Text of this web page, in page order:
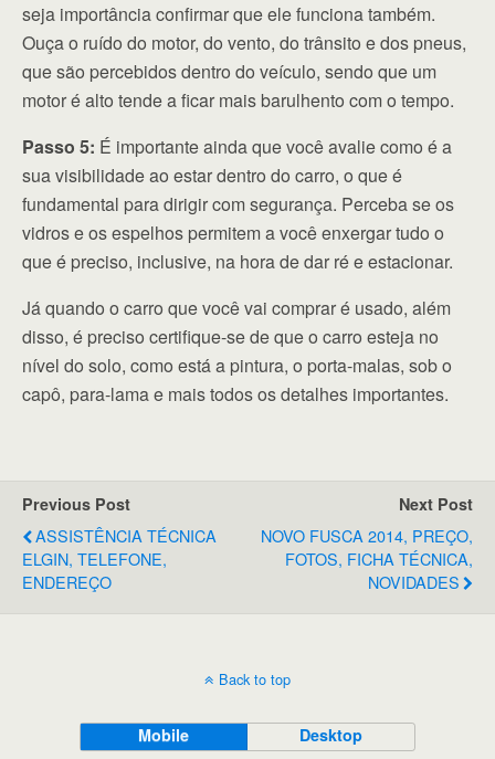
seja importância confirmar que ele funciona também.
Ouça o ruído do motor, do vento, do trânsito e dos pneus,
que são percebidos dentro do veículo, sendo que um
motor é alto tende a ficar mais barulhento com o tempo.
Passo 5: É importante ainda que você avalie como é a
sua visibilidade ao estar dentro do carro, o que é
fundamental para dirigir com segurança. Perceba se os
vidros e os espelhos permitem a você enxergar tudo o
que é preciso, inclusive, na hora de dar ré e estacionar.
Já quando o carro que você vai comprar é usado, além
disso, é preciso certifique-se de que o carro esteja no
nível do solo, como está a pintura, o porta-malas, sob o
capô, para-lama e mais todos os detalhes importantes.
Previous Post
ASSISTÊNCIA TÉCNICA
ELGIN, TELEFONE,
ENDEREÇO
Next Post
NOVO FUSCA 2014, PREÇO,
FOTOS, FICHA TÉCNICA,
NOVIDADES
Back to top
Mobile Desktop